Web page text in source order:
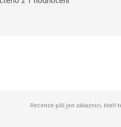
Recenze píší jen zákazníci, kteří